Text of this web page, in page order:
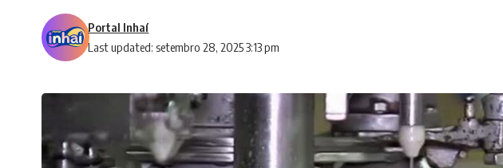
Last updated: setembro 28, 2025 3:13 pm
Portal Inhaí